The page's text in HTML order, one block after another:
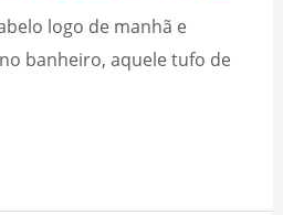
logo de manhã e
banheiro, aquele tufo de